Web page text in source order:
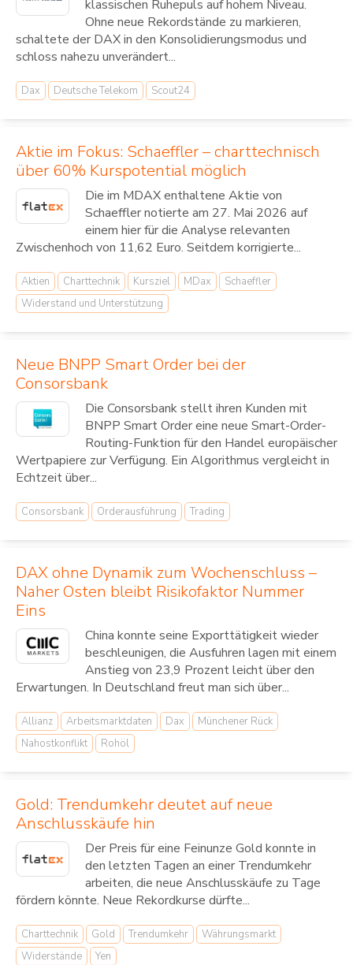
klassischen Ruhepuls auf hohem Niveau.
Ohne neue Rekordstände zu markieren,
schaltete der DAX in den Konsolidierungsmodus und
schloss nahezu unverändert...
Dax Deutsche Telekom Scout24
Aktie im Fokus: Schaeffler – charttechnisch
über 60% Kurspotential möglich
Die im MDAX enthaltene Aktie von
Schaeffler notierte am 27. Mai 2026 auf
einem hier für die Analyse relevanten
Zwischenhoch von 11,62 Euro. Seitdem korrigierte...
Aktien Charttechnik Kursziel MDax
Schaeffler
Widerstand und Unterstützung
Neue BNPP Smart Order bei der
Consorsbank
Die Consorsbank stellt ihren Kunden mit
BNPP Smart Order eine neue Smart-Order-
Routing-Funktion für den Handel europäischer
Wertpapiere zur Verfügung. Ein Algorithmus vergleicht in
Echtzeit über...
Consorsbank Orderausführung Trading
DAX ohne Dynamik zum Wochenschluss –
Naher Osten bleibt Risikofaktor Nummer
Eins
China konnte seine Exporttätigkeit wieder
beschleunigen, die Ausfuhren lagen mit einem
Anstieg von 23,9 Prozent leicht über den
Erwartungen. In Deutschland freut man sich über...
Allianz Arbeitsmarktdaten Dax
Münchener Rück
Nahostkonflikt
Rohöl
Gold: Trendumkehr deutet auf neue
Anschlusskäufe hin
Der Preis für eine Feinunze Gold konnte in
den letzten Tagen an einer Trendumkehr
arbeiten, die neue Anschlusskäufe zu Tage
fördern könnte. Neue Rekordkurse dürfte...
Charttechnik Gold Trendumkehr
Währungsmarkt
Widerstände
Yen